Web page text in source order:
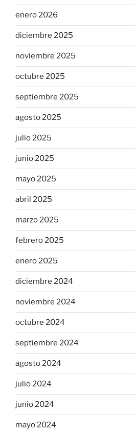
enero 2026
diciembre 2025
noviembre 2025
octubre 2025
septiembre 2025
agosto 2025
julio 2025
junio 2025
mayo 2025
abril 2025
marzo 2025
febrero 2025
enero 2025
diciembre 2024
noviembre 2024
octubre 2024
septiembre 2024
agosto 2024
julio 2024
junio 2024
mayo 2024